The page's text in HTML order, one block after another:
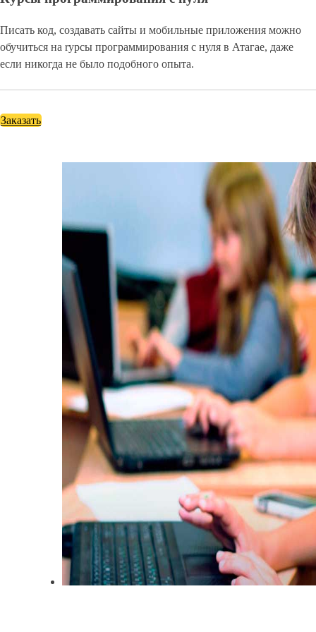
Писать код, создавать сайты и мобильные приложения можно
обучиться на rурсы программирования с нуля в Атагае, даже
если никогда не было подобного опыта.
Заказать